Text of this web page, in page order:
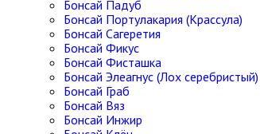
Бонсай Падуб
Бонсай Портулакария (Крассула)
Бонсай Сагеретия
Бонсай Фикус
Бонсай Фисташка
Бонсай Элеагнус (Лох серебристый)
Бонсай Граб
Бонсай Вяз
Бонсай Инжир